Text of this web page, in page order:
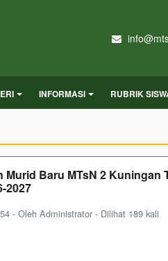
INFORMASI RUBRIK
Murid Baru MTsN 2 Kuningan
2027
- Oleh Administrator - Dilihat 189 kali